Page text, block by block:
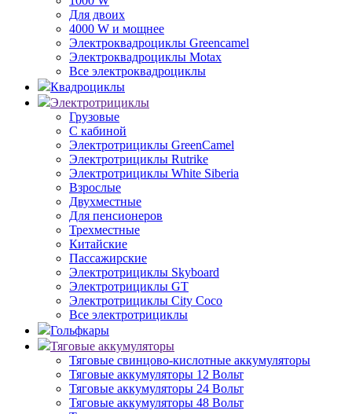
Для двоих
4000 W и мощнее
Электроквадроциклы Greencamel
Электроквадроциклы Motax
Все электроквадроциклы
Квадроциклы
Электротрициклы
Грузовые
С кабиной
Электротрициклы GreenCamel
Электротрициклы Rutrike
Электротрициклы White Siberia
Взрослые
Двухместные
Для пенсионеров
Трехместные
Китайские
Пассажирские
Электротрициклы Skyboard
Электротрициклы GT
Электротрициклы City Coco
Все электротрициклы
Гольфкары
Тяговые аккумуляторы
Тяговые свинцово-кислотные аккумуляторы
Тяговые аккумуляторы 12 Вольт
Тяговые аккумуляторы 24 Вольт
Тяговые аккумуляторы 48 Вольт